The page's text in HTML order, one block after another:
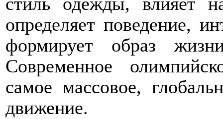
определяет поведение,
формирует образ
Современное
самое массовое,
движение.